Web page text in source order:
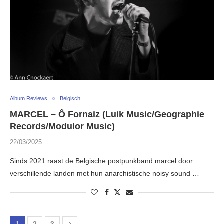
Album Reviews Belgisch
MARCEL – Ô Fornaiz (Luik Music/Geographie
Records/Modulor Music)
22/03/2025
Sinds 2021 raast de Belgische postpunkband marcel door
verschillende landen met hun anarchistische noisy sound …